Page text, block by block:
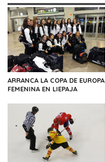
ARRANCA LA COPA DE EUROPA
FEMENINA EN LIEPAJA